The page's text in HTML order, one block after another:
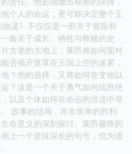
个人的命运，更可能决定整个王
迹》不仅仅是一部关于冒险和
曲关于成长、牺牲与救赎的史
古老的大地上，莱昂将如何面对
否揭开笼罩在王国上空的迷雾，
？他的选择，又将如何改变他以
？这是一个关于勇气如何战胜绝
以及个体如何在命运的洪流中寻
故事的结局，并非简单的胜利
命意义的深刻探讨。莱昂最终的
上一个意味深长的句号，也为读